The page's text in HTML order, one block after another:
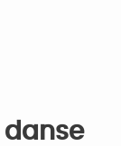
danse